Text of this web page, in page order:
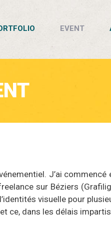
EVENT
J’ai
sur Béziers
visuelle pour
ce, dans les délais